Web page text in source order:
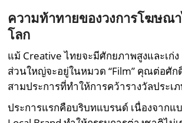
ความท้าทายของวงการโฆษณ
โลก
แม้ Creative ไทยจะมีศักยภาพสูงและเก่
ส่วนใหญ่จะอยู่ในหมวด “Film” คุณต่อศัก
สามประการที่ทำให้การคว้ารางวัลประ
ประการแรกคือบริบทแบรนด์ เนื่องจากแ